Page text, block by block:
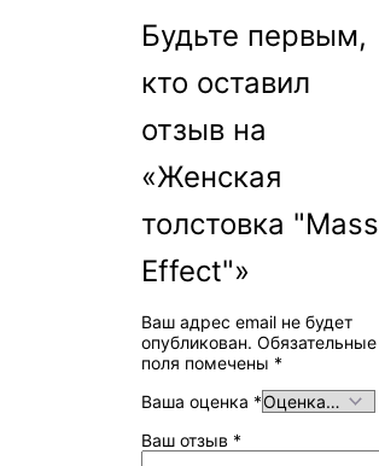
Будьте первым,
кто оставил
отзыв на
«Женская
толстовка "Mass
Effect"»
Ваш адрес email не будет
опубликован. Обязательные
поля помечены *
Ваша оценка *
Ваш отзыв *